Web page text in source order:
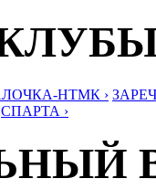
НТМК ›
СПАРТА ›